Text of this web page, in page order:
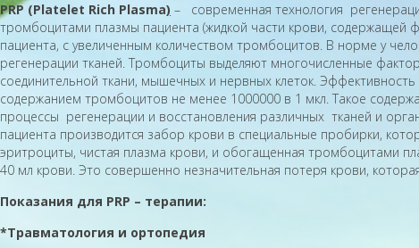
PRP (Platelet Rich Plasma) – современная технология
тромбоцитами плазмы пациента (жидкой части крови, содержащей
пациента, с увеличенным количеством тромбоцитов. В норме у
регенерации тканей. Тромбоциты выделяют многочисленные
соединительной ткани, мышечных и нервных клеток.
содержанием тромбоцитов не менее 1000000 в 1 мкл. Такое
процессы регенерации и восстановления различных тканей и
пациента производится забор крови в специальные пробирки,
эритроциты, чистая плазма крови, и обогащенная тромбоцитами
40 мл крови. Это совершенно незначительная потеря крови,
Показания для PRP – терапии:
*Травматология и ортопедия